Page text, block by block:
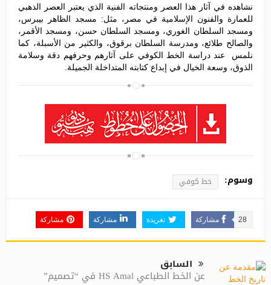
نشاهده في آثار هذا العصر ومنتجاته الفنية الذي يعتبر العصر الذهبي
للعمارة والفنون الإسلامية في مصر، مثل: مسجد الظاهر بيبرس،
ومسجد السلطان الغوري، ومسجد السلطان حسن، ومسجد الأقمر،
والصالح طلائع، ومدرسة السلطان برقوق، والكثير من الأسبلة، كما
نلمس عند دراسة الخط الكوفي على آثارهم وحرفهم دقة وسلامة
الذوق، وسعة الخيال في إبداع كتابته المتداخلة الجميلة.
وسوم: خط كوفي
مشاركة 28 تغريدة مشاركة مشاركة
السابق
عن الخط الطباعي HS Amal في “تصميم”